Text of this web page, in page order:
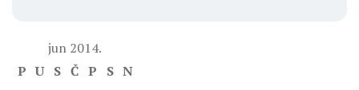
jun 2014.
P U S Č P S N